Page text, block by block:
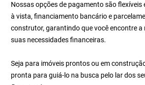
Nossas opções de pagamento são flexíveis
à vista, financiamento bancário e
construtor, garantindo que você encontre a
suas necessidades financeiras.
Seja para imóveis prontos ou em
pronta para guiá-lo na busca pelo lar dos